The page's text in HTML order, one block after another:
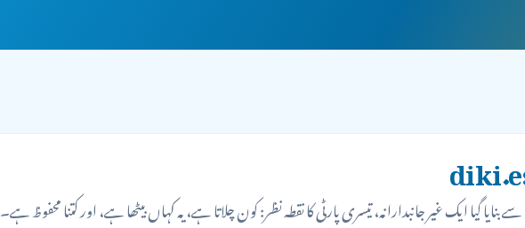
بنایا گیا ایک غیر جانبدارانہ، تیسری پارٹی کا نقطہ نظر: کون چلاتا ہے، یہ کہاں بیٹھا ہے، اور کتنا محفوظ ہے۔